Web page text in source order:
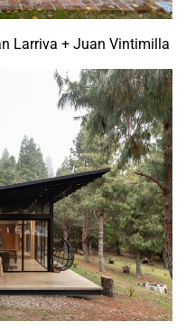
Larriva + Juan Vintimilla